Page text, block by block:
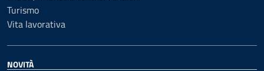
Turismo
Vita lavorativa
NOVITÀ